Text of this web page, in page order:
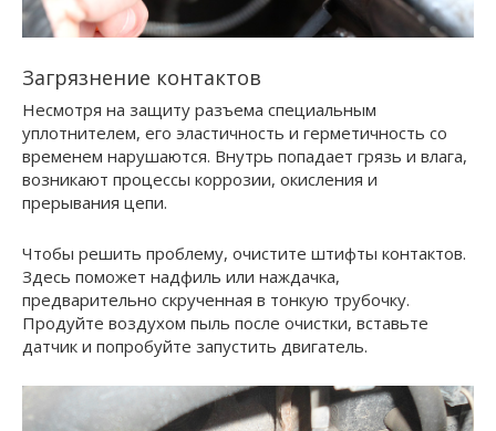
Загрязнение контактов
Несмотря на защиту разъема специальным
уплотнителем, его эластичность и герметичность со
временем нарушаются. Внутрь попадает грязь и влага,
возникают процессы коррозии, окисления и
прерывания цепи.
Чтобы решить проблему, очистите штифты контактов.
Здесь поможет надфиль или наждачка,
предварительно скрученная в тонкую трубочку.
Продуйте воздухом пыль после очистки, вставьте
датчик и попробуйте запустить двигатель.